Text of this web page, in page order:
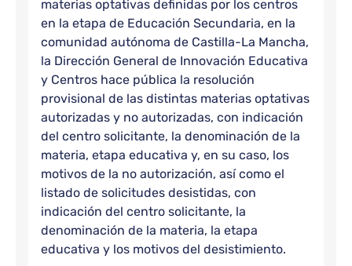
materias optativas definidas por los centros
en la etapa de Educación Secundaria, en la
comunidad autónoma de Castilla-La Mancha,
la Dirección General de Innovación Educativa
y Centros hace pública la resolución
provisional de las distintas materias optativas
autorizadas y no autorizadas, con indicación
del centro solicitante, la denominación de la
materia, etapa educativa y, en su caso, los
motivos de la no autorización, así como el
listado de solicitudes desistidas, con
indicación del centro solicitante, la
denominación de la materia, la etapa
educativa y los motivos del desistimiento.